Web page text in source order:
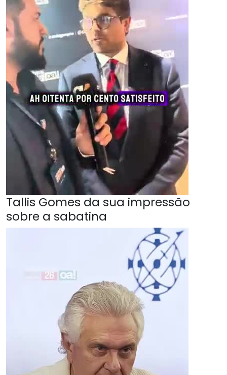
Tallis Gomes da sua impressão
sobre a sabatina